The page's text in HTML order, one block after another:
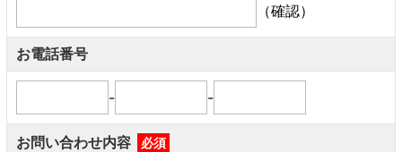
（確認）
お電話番号
- -
お問い合わせ内容 必須